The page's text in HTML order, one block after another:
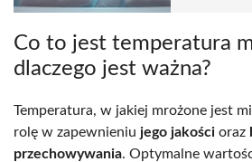
Co to jest temperatura
dlaczego jest ważna?
Temperatura, w jakiej mrożone jest
rolę w zapewnieniu jego jakości oraz
przechowywania. Optymalne